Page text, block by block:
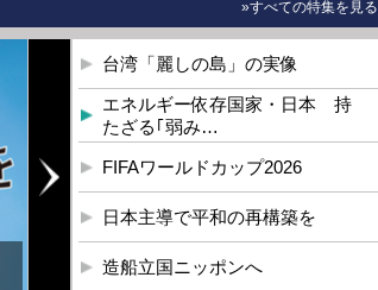
»すべての特集を見る
台湾「麗しの島」の実像
エネルギー依存国家・日本 持
たざる｢弱み…
FIFAワールドカップ2026
日本主導で平和の再構築を
造船立国ニッポンへ